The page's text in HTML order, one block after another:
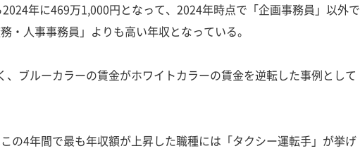
年に469万1,000円となって、2024年時点で「企画事務員」以外で
・人事事務員」よりも高い年収となっている。
ブルーカラーの賃金がホワイトカラーの賃金を逆転した事例として
の4年間で最も年収額が上昇した職種には「タクシー運転手」が挙げ